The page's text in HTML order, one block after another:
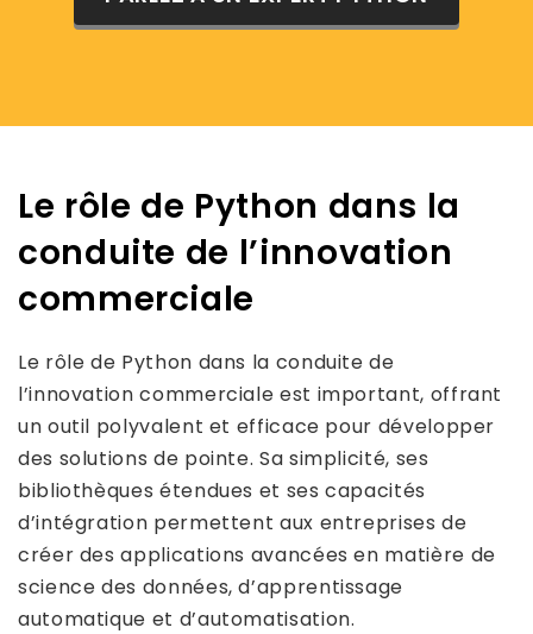
Le rôle de Python dans la
conduite de l’innovation
commerciale
Le rôle de Python dans la conduite de
l’innovation commerciale est important, offrant
un outil polyvalent et efficace pour développer
des solutions de pointe. Sa simplicité, ses
bibliothèques étendues et ses capacités
d’intégration permettent aux entreprises de
créer des applications avancées en matière de
science des données, d’apprentissage
automatique et d’automatisation.